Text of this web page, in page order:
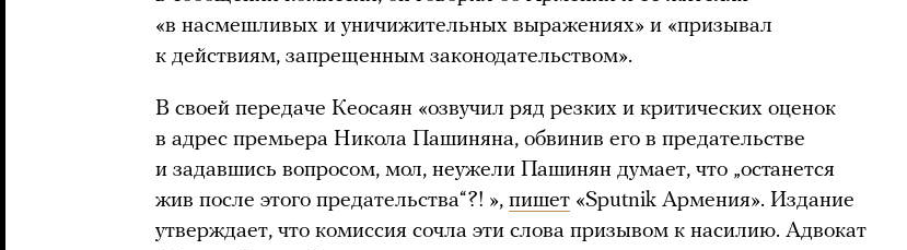
«в насмешливых и уничижительных выражениях» и «призывал
к действиям, запрещенным законодательством».
В своей передаче Кеосаян «озвучил ряд резких и критических оценок
в адрес премьера Никола Пашиняна, обвинив его в предательстве
и задавшись вопросом, мол, неужели Пашинян думает, что „останется
жив после этого предательства“?! », пишет «Sputnik Армения». Издание
утверждает, что комиссия сочла эти слова призывом к насилию. Адвокат